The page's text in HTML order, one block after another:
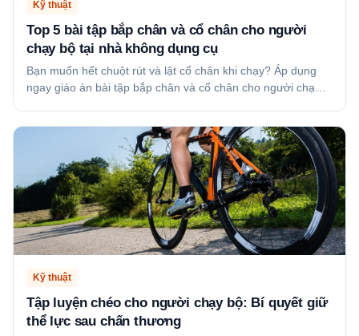
Kỹ thuật
Top 5 bài tập bắp chân và cổ chân cho người
chạy bộ tại nhà không dụng cụ
Bạn muốn hết chuột rút và lật cổ chân khi chạy? Áp dụng
ngay giáo án bài tập bắp chân và cổ chân cho người chạ…
Kỹ thuật
Tập luyện chéo cho người chạy bộ: Bí quyết giữ
thể lực sau chấn thương